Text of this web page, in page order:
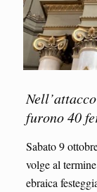
furono 40
Sabato 9
volge al
ebraica